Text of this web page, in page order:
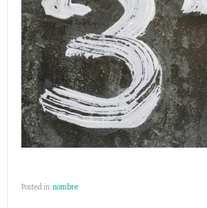
Posted in:nombre